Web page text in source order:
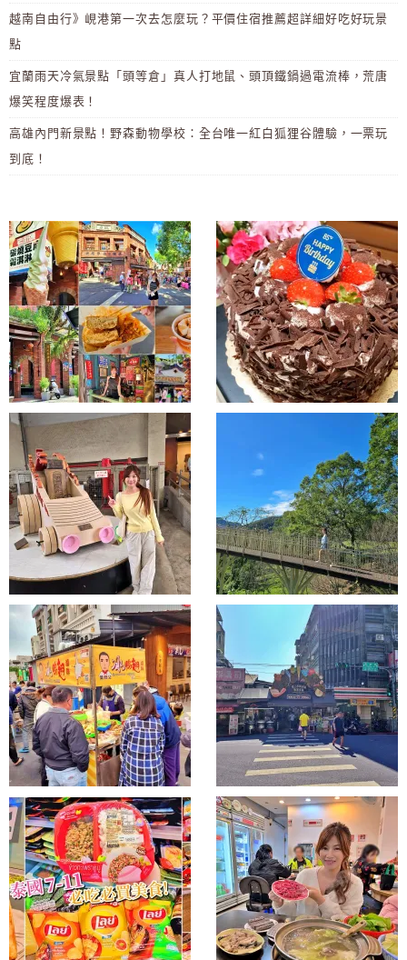
越南自由行》峴港第一次去怎麼玩？平價住宿推薦超詳細好吃好玩景
點
宜蘭雨天冷氣景點「頭等倉」真人打地鼠、頭頂鐵鍋過電流棒，荒唐
爆笑程度爆表！
高雄內門新景點！野森動物學校：全台唯一紅白狐狸谷體驗，一票玩
到底！